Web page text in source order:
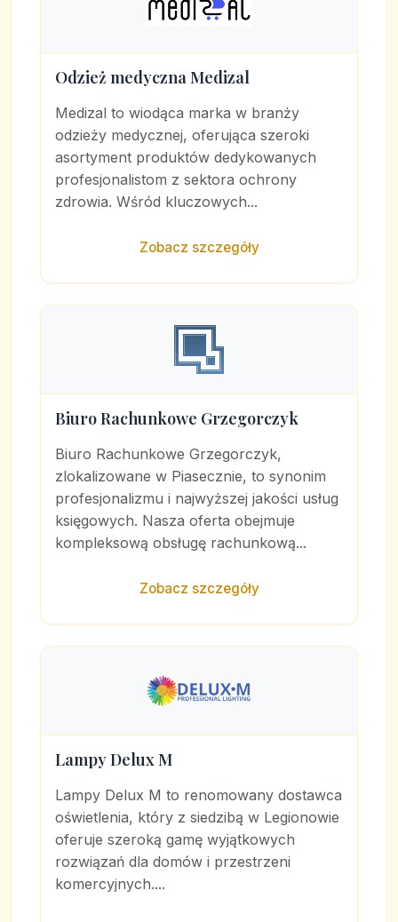
Odzież medyczna Medizal
Medizal to wiodąca marka w branży
odzieży medycznej, oferująca szeroki
asortyment produktów dedykowanych
profesjonalistom z sektora ochrony
zdrowia. Wśród kluczowych...
Zobacz szczegóły
Biuro Rachunkowe Grzegorczyk
Biuro Rachunkowe Grzegorczyk,
zlokalizowane w Piasecznie, to synonim
profesjonalizmu i najwyższej jakości usług
księgowych. Nasza oferta obejmuje
kompleksową obsługę rachunkową...
Zobacz szczegóły
Lampy Delux M
Lampy Delux M to renomowany dostawca
oświetlenia, który z siedzibą w Legionowie
oferuje szeroką gamę wyjątkowych
rozwiązań dla domów i przestrzeni
komercyjnych....